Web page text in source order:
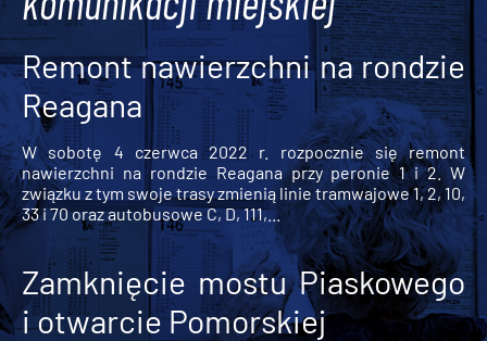
Remont nawierzchni na rondzie
Reagana
W sobotę 4 czerwca 2022 r. rozpocznie się remont
nawierzchni na rondzie Reagana przy peronie 1 i 2. W
związku z tym swoje trasy zmienią linie tramwajowe 1, 2, 10,
33 i 70 oraz autobusowe C, D, 111,...
Zamknięcie mostu Piaskowego
i otwarcie Pomorskiej